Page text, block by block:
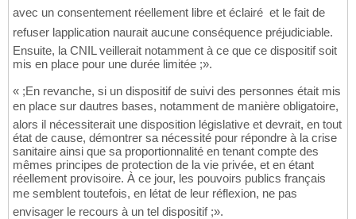
avec un consentement réellement libre et éclairé  et le fait de
refuser lapplication naurait aucune conséquence préjudiciable.
Ensuite, la CNIL veillerait notamment à ce que ce dispositif soit
mis en place pour une durée limitée ;».
« ;En revanche, si un dispositif de suivi des personnes était mis
en place sur dautres bases, notamment de manière obligatoire,
alors il nécessiterait une disposition législative et devrait, en tout
état de cause, démontrer sa nécessité pour répondre à la crise
sanitaire ainsi que sa proportionnalité en tenant compte des
mêmes principes de protection de la vie privée, et en étant
réellement provisoire. À ce jour, les pouvoirs publics français
me semblent toutefois, en létat de leur réflexion, ne pas
envisager le recours à un tel dispositif ;».